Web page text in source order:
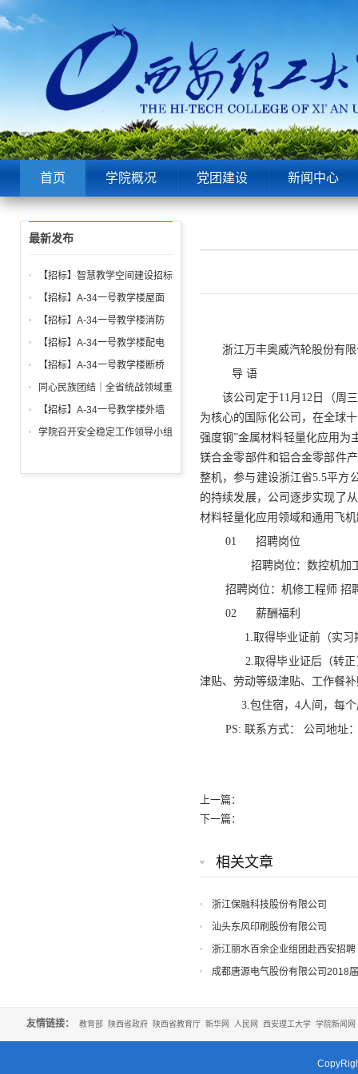
首页 学院概况 党团建设 新闻中心
浙江万丰奥威汽轮股份
导 语
该公司定于11月12日（周
为核心的国际化公司，在全球
强度钢”金属材料轻量化应用为
镁合金零部件和铝合金零部件
整机，参与建设浙江省5.5平
的持续发展，公司逐步实现了
材料轻量化应用领域和通用
01 招聘岗位
招聘岗位：数控机加工
招聘岗位：机修工程师 招
02 薪酬福利
1.取得毕业证前（实习
2.取得毕业证后（转正）
津贴、劳动等级津贴、工作餐
3.包住宿，4人间，每个
PS: 联系方式： 公司地
上一篇：
下一篇：
相关文章
浙江保融科技股份有限公司
汕头东风印刷股份有限公司
浙江丽水百余企业组团赴西安招聘
成都唐源电气股份有限公司2018
最新发布
【招标】智慧教学空间建设招标
公告
【招标】A-34一号教学楼屋面
找坡层及保温层工程招标公告
【招标】A-34一号教学楼消防
给水、电气、通风系统与防火门
调试工程招标公告
【招标】A-34一号教学楼配电
箱、柜采购招标文件
【招标】A-34一号教学楼断桥
铝合金窗深化设计、制作安装招
标公告
同心民族团结｜全省统战领域重
点工作推进会召开
【招标】A-34一号教学楼外墙
保温及饰面工程招标公告
学院召开安全稳定工作领导小组
校园安全工作
友情链接： 教育部 陕西省政府 陕西省教育厅 新华网 人民网 西安理工大学 学院新闻网